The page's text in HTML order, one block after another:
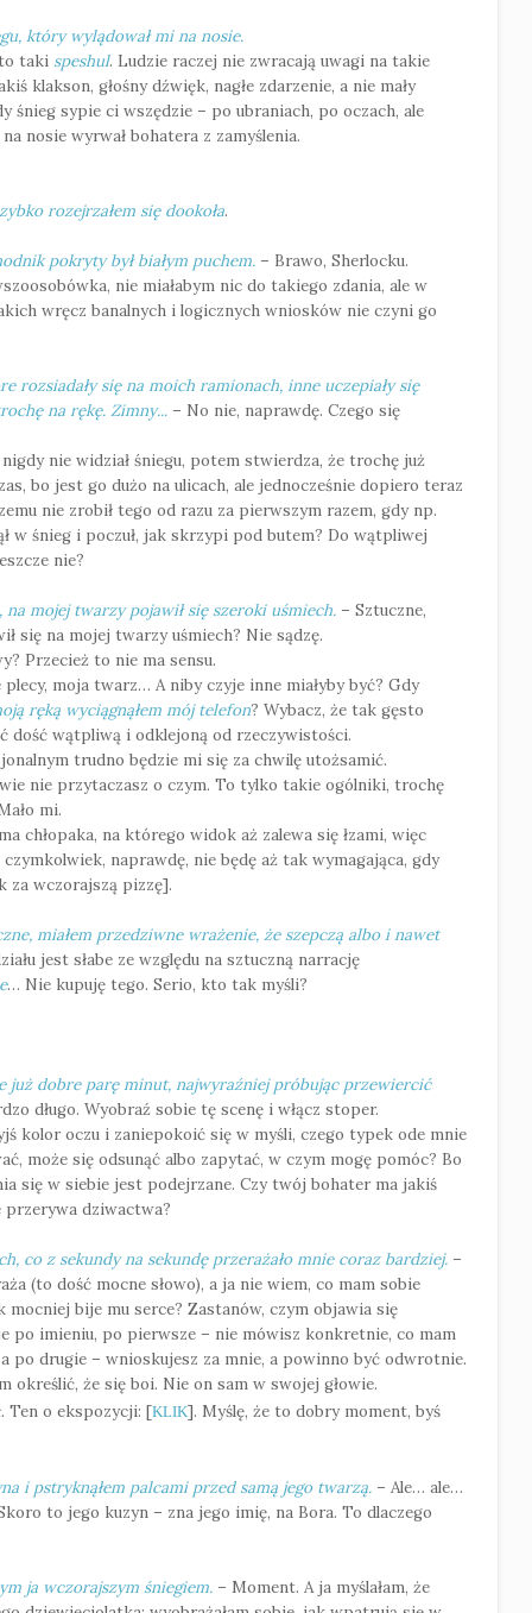
który wylądował mi na nosie.
taki speshul. Ludzie raczej nie zwracają uwagi na takie
klakson, głośny dźwięk, nagłe zdarzenie, a nie mały
śnieg sypie ci wszędzie – po ubraniach, po oczach, ale
nosie wyrwał bohatera z zamyślenia.
rozejrzałem się dookoła.
pokryty był białym puchem. – Brawo, Sherlocku.
nie miałabym nic do takiego zdania, ale w
wręcz banalnych i logicznych wniosków nie czyni go
rozsiadały się na moich ramionach, inne uczepiały się
na rękę. Zimny... – No nie, naprawdę. Czego się
nie widział śniegu, potem stwierdza, że trochę już
bo jest go dużo na ulicach, ale jednocześnie dopiero teraz
nie zrobił tego od razu za pierwszym razem, gdy np.
w śnieg i poczuł, jak skrzypi pod butem? Do wątpliwej
nie?
mojej twarzy pojawił się szeroki uśmiech. – Sztuczne,
się na mojej twarzy uśmiech? Nie sądzę.
Przecież to nie ma sensu.
moja twarz… A niby czyje inne miałyby być? Gdy
ręką wyciągnąłem mój telefon? Wybacz, że tak gęsto
dość wątpliwą i odklejoną od rzeczywistości.
trudno będzie mi się za chwilę utożsamić.
nie przytaczasz o czym. To tylko takie ogólniki, trochę
mi.
chłopaka, na którego widok aż zalewa się łzami, więc
naprawdę, nie będę aż tak wymagająca, gdy
za wczorajszą pizzę].
miałem przedziwne wrażenie, że szepczą albo i nawet
jest słabe ze względu na sztuczną narrację
… Nie kupuję tego. Serio, kto tak myśli?
już dobre parę minut, najwyraźniej próbując przewiercić
długo. Wyobraź sobie tę scenę i włącz stoper.
kolor oczu i zaniepokoić się w myśli, czego typek ode mnie
może się odsunąć albo zapytać, w czym mogę pomóc? Bo
się w siebie jest podejrzane. Czy twój bohater ma jakiś
przerywa dziwactwa?
co z sekundy na sekundę przerażało mnie coraz bardziej. –
(to dość mocne słowo), a ja nie wiem, co mam sobie
mocniej bije mu serce? Zastanów, czym objawia się
po imieniu, po pierwsze – nie mówisz konkretnie, co mam
po drugie – wnioskujesz za mnie, a powinno być odwrotnie.
określić, że się boi. Nie on sam w swojej głowie.
Ten o ekspozycji: [KLIK]. Myślę, że to dobry moment, byś
i pstryknąłem palcami przed samą jego twarzą. – Ale… ale…
to jego kuzyn – zna jego imię, na Bora. To dlaczego
ja wczorajszym śniegiem. – Moment. A ja myślałam, że